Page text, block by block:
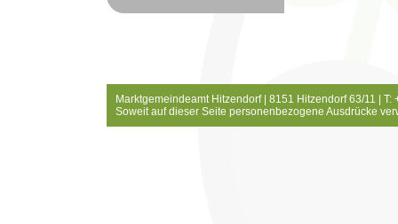
Marktgemeindeamt Hitzendorf | 8151 Hitzendorf 63/11 |
Soweit auf dieser Seite personenbezogene Ausdrücke